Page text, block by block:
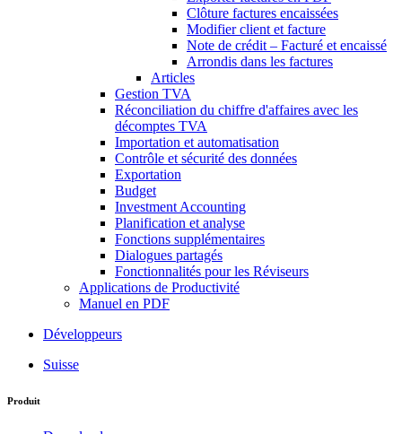
Clôture factures encaissées
Modifier client et facture
Note de crédit – Facturé et encaissé
Arrondis dans les factures
Articles
Gestion TVA
Réconciliation du chiffre d'affaires avec les
décomptes TVA
Importation et automatisation
Contrôle et sécurité des données
Exportation
Budget
Investment Accounting
Planification et analyse
Fonctions supplémentaires
Dialogues partagés
Fonctionnalités pour les Réviseurs
Applications de Productivité
Manuel en PDF
Développeurs
Suisse
Produit